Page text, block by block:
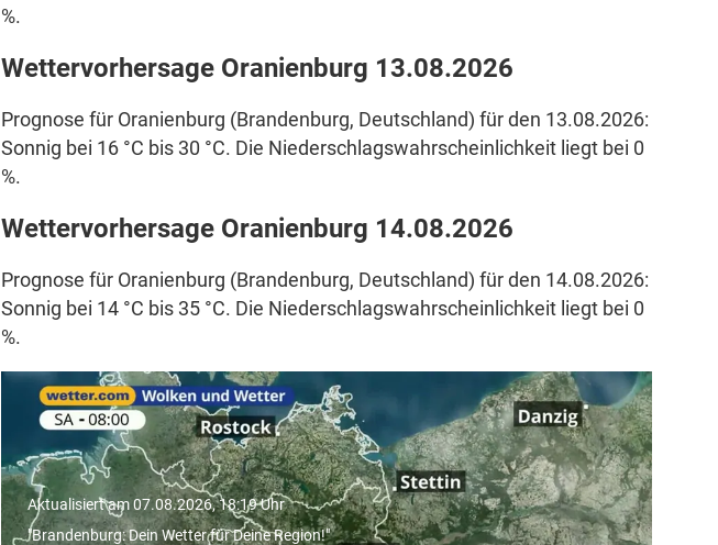
%.
Wettervorhersage Oranienburg 13.08.2026
Prognose für Oranienburg (Brandenburg, Deutschland) für den 13.08.2026:
Sonnig bei 16 °C bis 30 °C. Die Niederschlagswahrscheinlichkeit liegt bei 0
%.
Wettervorhersage Oranienburg 14.08.2026
Prognose für Oranienburg (Brandenburg, Deutschland) für den 14.08.2026:
Sonnig bei 14 °C bis 35 °C. Die Niederschlagswahrscheinlichkeit liegt bei 0
%.
"Brandenburg: Dein Wetter für Deine
Region!"
Aktualisiert am 07.08.2026, 18:19 Uhr
"Brandenburg: Dein Wetter für Deine Region!"